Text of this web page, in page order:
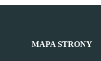
MAPA STRONY